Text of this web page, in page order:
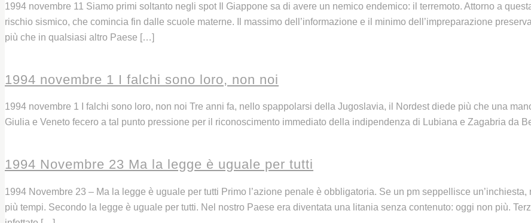
1994 novembre 11 Siamo primi soltanto negli spot Il Giappone sa di avere un nemico endemico: il terremoto. Attorno a
rischio sismico, che comincia fin dalle scuole materne. Il massimo dell’informazione e il minimo dell’impreparazione
più che in qualsiasi altro Paese […]
1994 novembre 1 I falchi sono loro, non noi
1994 novembre 1 I falchi sono loro, non noi Tre anni fa, nello spappolarsi della Jugoslavia, il Nordest diede più che una
Giulia e Veneto fecero a tal punto pressione per il riconoscimento immediato della indipendenza di Lubiana e Zagabria da
1994 Novembre 23 Ma la legge è uguale per tutti
1994 Novembre 23 – Ma la legge è uguale per tutti Primo l’azione penale è obbligatoria. Se un pm seppellisce
più tempi. Secondo la legge è uguale per tutti. Nel nostro Paese era diventata una litania senza contenuto: oggi non più.